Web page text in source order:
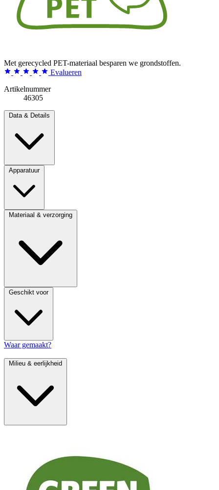
Met gerecycled PET-materiaal besparen we grondstoffen.
Evalueren
Artikelnummer
46305
Data & Details
Apparatuur
Materiaal & verzorging
Geschikt voor
Waar gemaakt?
Milieu & eerlijkheid